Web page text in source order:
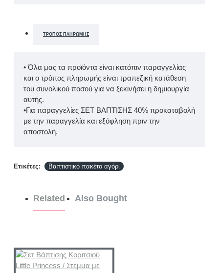
ΤΡΌΠΟΣ ΠΛΗΡΩΜΉΣ
• Όλα μας τα προϊόντα είναι κατόπιν παραγγελίας
και ο τρόπος πληρωμής είναι τραπεζική κατάθεση
του συνολικού ποσού για να ξεκινήσει η δημιουργία
αυτής.
•Για παραγγελίες ΣΕΤ ΒΑΠΤΙΣΗΣ 40% προκαταβολή
με την παραγγελία και εξόφληση πριν την
αποστολή.
Ετικέτες: Βαπτιστικό πακέτο αγόρι
Related Also Bought